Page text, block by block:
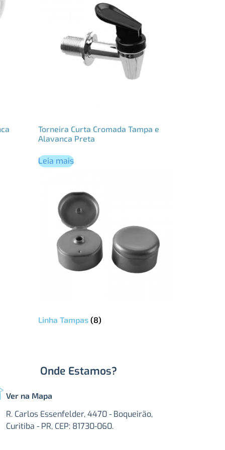
Torneira Curta Cromada Tampa e
Alavanca Preta
Leia mais
Linha Tampas (8)
Onde Estamos?
Ver na Mapa
R. Carlos Essenfelder, 4470 - Boqueirão,
Curitiba - PR, CEP: 81730-060.